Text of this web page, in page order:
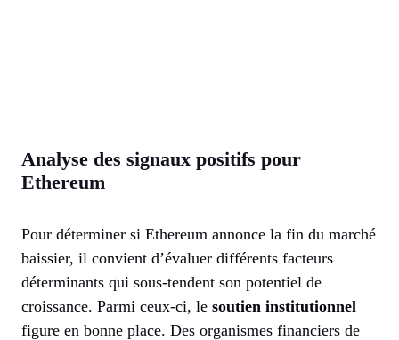
Analyse des signaux positifs pour
Ethereum
Pour déterminer si Ethereum annonce la fin du marché
baissier, il convient d’évaluer différents facteurs
déterminants qui sous-tendent son potentiel de
croissance. Parmi ceux-ci, le soutien institutionnel
figure en bonne place. Des organismes financiers de